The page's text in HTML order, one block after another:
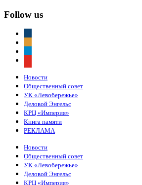
Follow us
Новости
Общественный совет
УК «Левобережье»
Деловой Энгельс
КРЦ «Империя»
Книга памяти
РЕКЛАМА
Новости
Общественный совет
УК «Левобережье»
Деловой Энгельс
КРЦ «Империя»